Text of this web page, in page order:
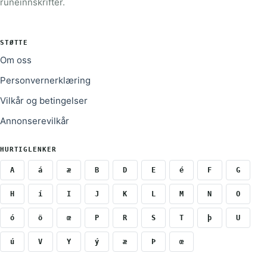
STØTTE
Om oss
Personvernerklæring
Vilkår og betingelser
Annonserevilkår
HURTIGLENKER
A á æ B D E é F G
H í I J K L M N O
ó ö œ P R S T þ U
ú V Y ý æ Þ œ